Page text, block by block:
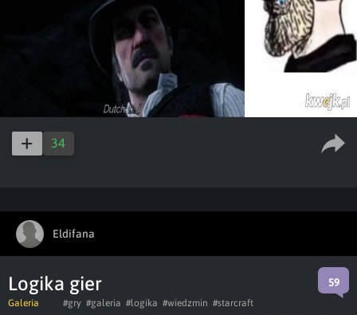
34
Eldifana
Logika gier 59
Galeria #gry #galeria #logika #wiedzmin #starcraft